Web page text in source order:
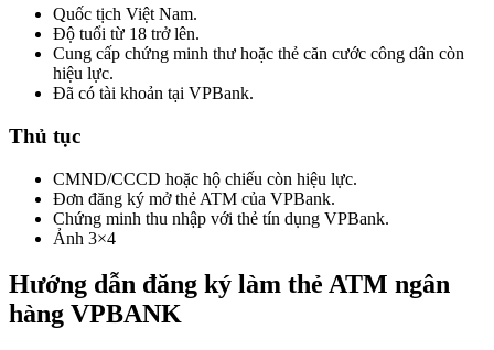
Quốc tịch Việt Nam.
Độ tuổi từ 18 trở lên.
Cung cấp chứng minh thư hoặc thẻ căn cước công dân còn
hiệu lực.
Đã có tài khoản tại VPBank.
Thủ tục
CMND/CCCD hoặc hộ chiếu còn hiệu lực.
Đơn đăng ký mở thẻ ATM của VPBank.
Chứng minh thu nhập với thẻ tín dụng VPBank.
Ảnh 3×4
Hướng dẫn đăng ký làm thẻ ATM ngân
hàng VPBANK